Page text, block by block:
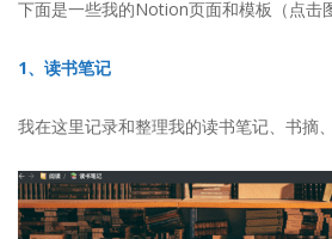
下面是一些我的Notion页面和模板（点击
1、读书笔记
我在这里记录和整理我的读书笔记、书摘、